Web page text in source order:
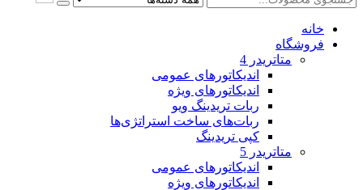
خانه
فروشگاه
متاتريدر 4
اندیکاتورهای عمومی
اندیکاتورهای ویژه
ربات تریدینگ ویو
ربات‌های ساخت استراتژی‌ها
کپی تریدینگ
متاتريدر 5
اندیکاتورهای عمومی
اندیکاتورهای ویژه